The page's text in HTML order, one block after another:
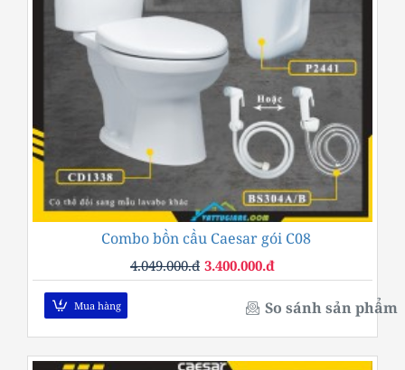
Combo bồn cầu Caesar gói C08
3.400.000.đ
4.049.000.đ
Mua hàng So sánh sản phẩm